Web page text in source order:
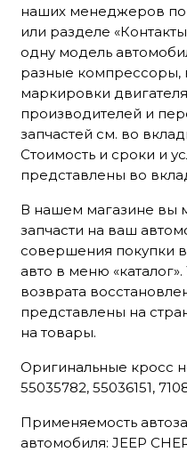
наших менеджеров по
или разделе
одну модель
разные компрессоры,
маркировки
производителей и
запчастей см. во
Стоимость и сроки и
представлены во
В нашем магазине вы
запчасти на ваш
совершения покупки
авто в меню
возврата
представлены на
на товары.
Оригинальные кросс
55035782, 55036151,
Применяемость
автомобиля: JEEP